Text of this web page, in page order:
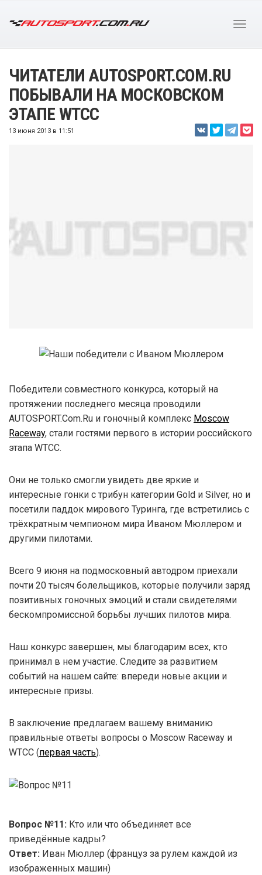
ЧИТАТЕЛИ AUTOSPORT.COM.RU
ПОБЫВАЛИ НА МОСКОВСКОМ
ЭТАПЕ WTCC
13 июня 2013 в 11:51
Победители совместного конкурса, который на
протяжении последнего месяца проводили
AUTOSPORT.Com.Ru и гоночный комплекс Moscow
Raceway, стали гостями первого в истории российского
этапа WTCC.
Они не только смогли увидеть две яркие и
интересные гонки с трибун категории Gold и Silver, но и
посетили паддок мирового Туринга, где встретились с
трёхкратным чемпионом мира Иваном Мюллером и
другими пилотами.
Всего 9 июня на подмосковный автодром приехали
почти 20 тысяч болельщиков, которые получили заряд
позитивных гоночных эмоций и стали свидетелями
бескомпромиссной борьбы лучших пилотов мира.
Наш конкурс завершен, мы благодарим всех, кто
принимал в нем участие. Следите за развитием
событий на нашем сайте: впереди новые акции и
интересные призы.
В заключение предлагаем вашему вниманию
правильные ответы вопросы о Moscow Raceway и
WTCC (первая часть).
Вопрос №11: Кто или что объединяет все
приведённые кадры?
Ответ: Иван Мюллер (француз за рулем каждой из
изображенных машин)